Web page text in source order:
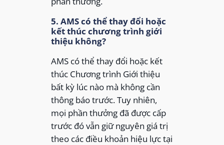
5. AMS có thể thay đổi hoặc
kết thúc chương trình giới
thiệu không?
AMS có thể thay đổi hoặc kết
thúc Chương trình Giới thiệu
bất kỳ lúc nào mà không cần
thông báo trước. Tuy nhiên,
mọi phần thưởng đã được cấp
trước đó vẫn giữ nguyên giá trị
theo các điều khoản hiệu lực tại